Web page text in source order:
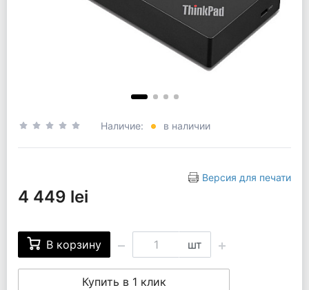
Наличие: в наличии
Версия для печати
4 449 lei
В корзину шт
Купить в 1 клик